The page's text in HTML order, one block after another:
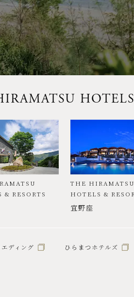
HOTELS
& RESORTS
THE HIRAMATSU
HOTELS &
宜野座
ディング ひらまつホテルズ